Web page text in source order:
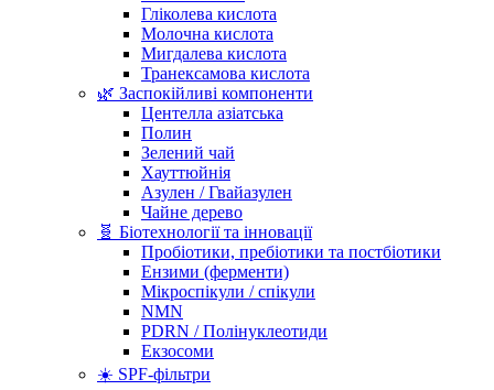
Гліколева кислота
Молочна кислота
Мигдалева кислота
Транексамова кислота
🌿 Заспокійливі компоненти
Центелла азіатська
Полин
Зелений чай
Хауттюйнія
Азулен / Гвайазулен
Чайне дерево
🧬 Біотехнології та інновації
Пробіотики, пребіотики та постбіотики
Ензими (ферменти)
Мікроспікули / спікули
NMN
PDRN / Полінуклеотиди
Екзосоми
☀️ SPF-фільтри